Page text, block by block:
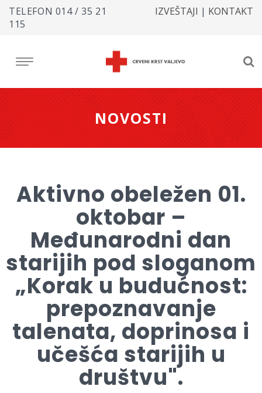
TELEFON 014 / 35 21
115
IZVEŠTAJI | KONTAKT
NOVOSTI
Aktivno obeležen 01.
oktobar –
Međunarodni dan
starijih pod sloganom
„Korak u budućnost:
prepoznavanje
talenata, doprinosa i
učešća starijih u
društvu".